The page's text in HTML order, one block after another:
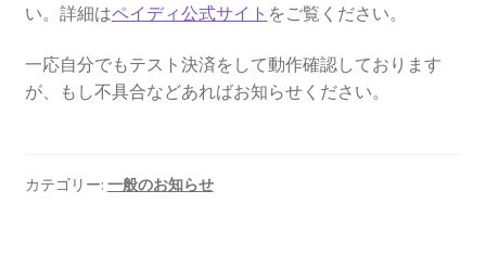
い。詳細はペイディ公式サイト をご覧ください。
一応自分でもテスト決済をして動作確認しております
が、もし不具合などあればお知らせください。
カテゴリー: 一般のお知らせ